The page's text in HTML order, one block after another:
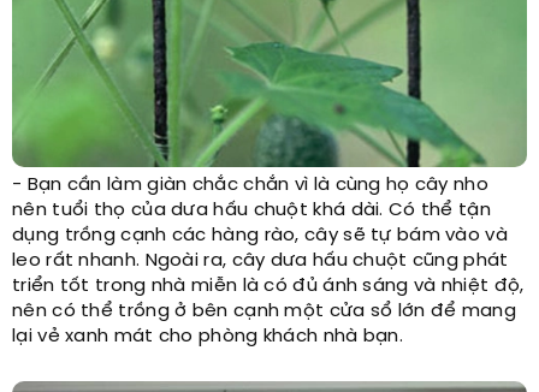
- Bạn cần làm giàn chắc chắn vì là cùng họ cây nho
nên tuổi thọ của dưa hấu chuột khá dài. Có thể tận
dụng trồng cạnh các hàng rào, cây sẽ tự bám vào và
leo rất nhanh. Ngoài ra, cây dưa hấu chuột cũng phát
triển tốt trong nhà miễn là có đủ ánh sáng và nhiệt độ,
nên có thể trồng ở bên cạnh một cửa sổ lớn để mang
lại vẻ xanh mát cho phòng khách nhà bạn.